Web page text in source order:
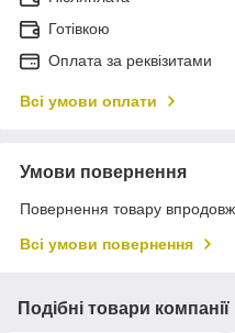
Готівкою
Оплата за реквізитами
Всі умови оплати
Умови повернення
Повернення товару
Всі умови повернення
Подібні товари компанії